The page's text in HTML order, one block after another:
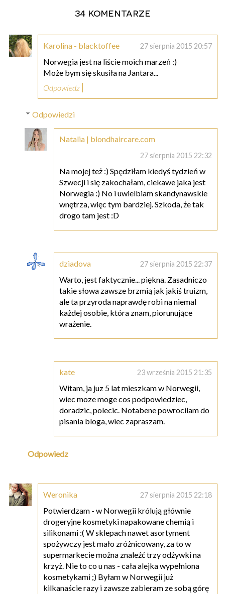
34 komentarze
Karolina - blacktoffee 27 sierpnia 2015 20:57
Norwegia jest na liście moich marzeń :)
Może bym się skusiła na Jantara...
Odpowiedz
Odpowiedzi
Natalia | blondhaircare.com
27 sierpnia 2015 22:32
Na mojej też :) Spędziłam kiedyś tydzień w
Szwecji i się zakochałam, ciekawe jaka jest
Norwegia :) No i uwielbiam skandynawskie
wnętrza, więc tym bardziej. Szkoda, że tak
drogo tam jest :D
dziadova 27 sierpnia 2015 22:37
Warto, jest faktycznie... piękna. Zasadniczo
takie słowa zawsze brzmią jak jakiś truizm,
ale ta przyroda naprawdę robi na niemal
każdej osobie, która znam, piorunujące
wrażenie.
kate 23 września 2015 21:35
Witam, ja juz 5 lat mieszkam w Norwegii,
wiec moze moge cos podpowiedziec,
doradzic, polecic. Notabene powrocilam do
pisania bloga, wiec zapraszam.
Odpowiedz
Weronika 27 sierpnia 2015 22:18
Potwierdzam - w Norwegii królują głównie
drogeryjne kosmetyki napakowane chemią i
silikonami :( W sklepach nawet asortyment
spożywczy jest mało zróżnicowany, za to w
supermarkecie można znaleźć trzy odżywki na
krzyż. Nie to co u nas - cała alejka wypełniona
kosmetykami ;) Byłam w Norwegii już
kilkanaście razy i zawsze zabieram ze sobą górę